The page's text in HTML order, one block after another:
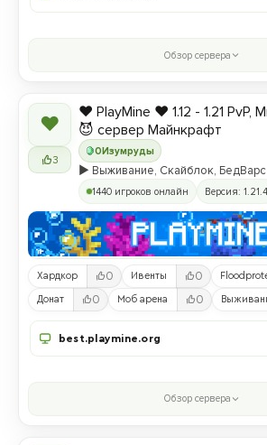
Обзор сервера
❤
3
0Изумруды
❤️ PlayMine ❤️ 1.12 - 1.21 PvP,
😈 сервер Майнкрафт
▶️ Выживание, Скайблок,
1440 игроков онлайн Версия: 1.21.4
Хардкор 0 Ивенты 0
Донат 0 Моб арена 0
best.playmine.org
Обзор сервера